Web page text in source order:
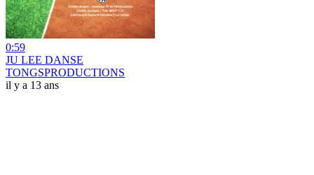
0:59
JU LEE DANSE
TONGSPRODUCTIONS
il y a 13 ans